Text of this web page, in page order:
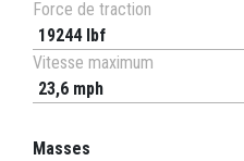
Force de traction
19244 lbf
Vitesse maximum
23,6 mph
Masses